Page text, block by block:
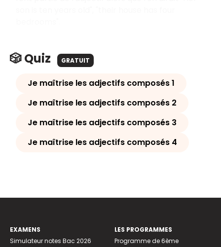
🎲 Quiz GRATUIT
Je maîtrise les adjectifs composés 1
Je maîtrise les adjectifs composés 2
Je maîtrise les adjectifs composés 3
Je maîtrise les adjectifs composés 4
EXAMENS
Simulateur notes Bac 2026
LES PROGRAMMES
Programme de 6ème